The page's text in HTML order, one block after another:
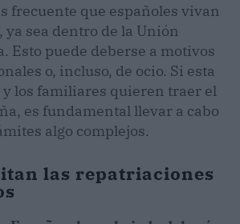
frecuente que españoles vivan
ya sea dentro de la Unión
Esto puede deberse a motivos
o, incluso, de ocio. Si esta
y los familiares quieren traer el
es fundamental llevar a cabo
algo complejos.
las repatriaciones